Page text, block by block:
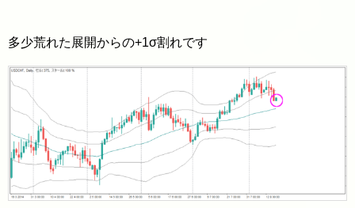
多少荒れた展開からの+1σ割れです